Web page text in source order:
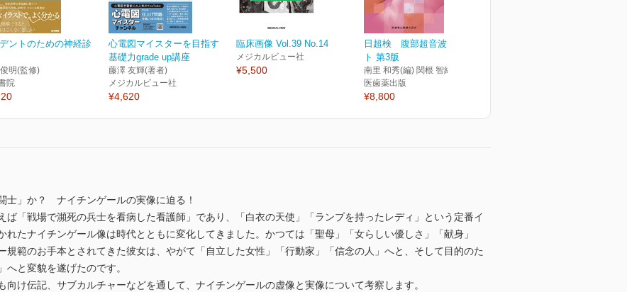
ントのための神経診
明(監修)
院
心電図マイスターを目指す
基礎力grade up講座
藤澤 友輝(著者)
メジカルビュー社
¥4,620
臨床画像 Vol.39 No.14
メジカルビュー社
¥5,500
日超検 腹部超音波テキス
ト 第3版
南里 和秀(編) 関根 智紀(編)
医歯薬出版
¥8,800
士」か？ ナイチンゲールの実像に迫る！
ば「戦場で瀕死の兵士を看病した看護師」であり、「白衣の天使」「ランプを持ったレディ」という定番イ
れたナイチンゲール像は時代とともに変化してきました。かつては「聖母」「女らしい優しさ」「献身」
規範のお手本とされてきた彼女は、やがて「自立した女性」「行動家」「信念の人」へと、そして目的のた
と変貌を遂げたのです。
け伝記、サブカルチャーなどを通して、ナイチンゲールの虚像と実像について考察します。